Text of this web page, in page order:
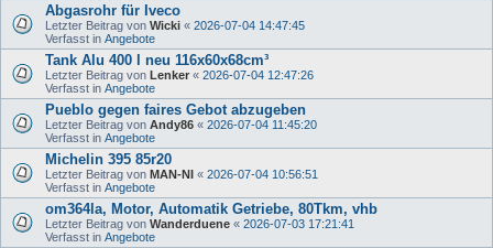
Abgasrohr für Iveco
Letzter Beitrag von Wicki « 2026-07-04 14:47:45
Verfasst in Angebote
Tank Alu 400 l neu 116x60x68cm³
Letzter Beitrag von Lenker « 2026-07-04 12:47:26
Verfasst in Angebote
Pueblo gegen faires Gebot abzugeben
Letzter Beitrag von Andy86 « 2026-07-04 11:45:20
Verfasst in Angebote
Michelin 395 85r20
Letzter Beitrag von MAN-NI « 2026-07-04 10:56:51
Verfasst in Angebote
om364la, Motor, Automatik Getriebe, 80Tkm, vhb
Letzter Beitrag von Wanderduene « 2026-07-03 17:21:41
Verfasst in Angebote